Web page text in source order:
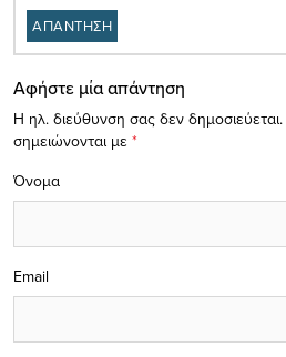
ΑΠΑΝΤΗΣΗ
Αφήστε μία απάντηση
Η ηλ. διεύθυνση σας δεν δημοσιεύεται.
σημειώνονται με *
Όνομα
Email